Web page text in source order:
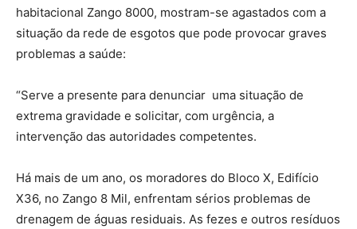
habitacional Zango 8000, mostram-se agastados com a
situação da rede de esgotos que pode provocar graves
problemas a saúde:
“Serve a presente para denunciar uma situação de
extrema gravidade e solicitar, com urgência, a
intervenção das autoridades competentes.
Há mais de um ano, os moradores do Bloco X, Edifício
X36, no Zango 8 Mil, enfrentam sérios problemas de
drenagem de águas residuais. As fezes e outros resíduos